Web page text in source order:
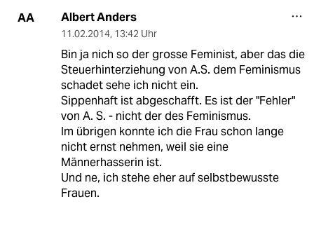
AA Albert Anders
11.02.2014, 13:42 Uhr
Bin ja nich so der grosse Feminist, aber das die
Steuerhinterziehung von A.S. dem Feminismus
schadet sehe ich nicht ein.
Sippenhaft ist abgeschafft. Es ist der "Fehler"
von A. S. - nicht der des Feminismus.
Im übrigen konnte ich die Frau schon lange
nicht ernst nehmen, weil sie eine
Männerhasserin ist.
Und ne, ich stehe eher auf selbstbewusste
Frauen.